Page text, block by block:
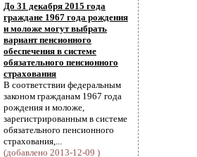
До 31 декабря 2015 года
граждане 1967 года рождения
и моложе могут выбрать
вариант пенсионного
обеспечения в системе
обязательного пенсионного
страхования
В соответствии федеральным
законом гражданам 1967 года
рождения и моложе,
зарегистрированным в системе
обязательного пенсионного
страхования,...
(добавлено 2013-12-09 )